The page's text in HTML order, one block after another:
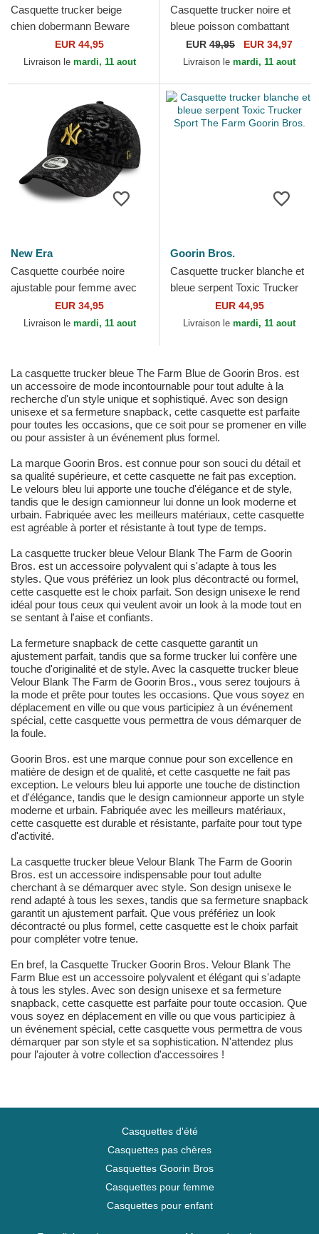
Casquette trucker beige
chien dobermann Beware
Doberman Velour The Farm
Goorin Bros.
EUR 44,95
Livraison le mardi, 11 aout
Casquette trucker noire et
bleue poisson combattant
siamois Fighter The Farm
Premium Goorin Bros.
EUR 49,95 EUR 34,97
Livraison le mardi, 11 aout
New Era
Casquette courbée noire
ajustable pour femme avec
logo jaune 9FORTY Lion
Velour Metallic New York...
EUR 34,95
Livraison le mardi, 11 aout
Goorin Bros.
Casquette trucker blanche et
bleue serpent Toxic Trucker
Sport The Farm Goorin Bros.
EUR 44,95
Livraison le mardi, 11 aout
La casquette trucker bleue The Farm Blue de Goorin Bros. est
un accessoire de mode incontournable pour tout adulte à la
recherche d'un style unique et sophistiqué. Avec son design
unisexe et sa fermeture snapback, cette casquette est parfaite
pour toutes les occasions, que ce soit pour se promener en ville
ou pour assister à un événement plus formel.
La marque Goorin Bros. est connue pour son souci du détail et
sa qualité supérieure, et cette casquette ne fait pas exception.
Le velours bleu lui apporte une touche d'élégance et de style,
tandis que le design camionneur lui donne un look moderne et
urbain. Fabriquée avec les meilleurs matériaux, cette casquette
est agréable à porter et résistante à tout type de temps.
La casquette trucker bleue Velour Blank The Farm de Goorin
Bros. est un accessoire polyvalent qui s'adapte à tous les
styles. Que vous préfériez un look plus décontracté ou formel,
cette casquette est le choix parfait. Son design unisexe le rend
idéal pour tous ceux qui veulent avoir un look à la mode tout en
se sentant à l'aise et confiants.
La fermeture snapback de cette casquette garantit un
ajustement parfait, tandis que sa forme trucker lui confère une
touche d'originalité et de style. Avec la casquette trucker bleue
Velour Blank The Farm de Goorin Bros., vous serez toujours à
la mode et prête pour toutes les occasions. Que vous soyez en
déplacement en ville ou que vous participiez à un événement
spécial, cette casquette vous permettra de vous démarquer de
la foule.
Goorin Bros. est une marque connue pour son excellence en
matière de design et de qualité, et cette casquette ne fait pas
exception. Le velours bleu lui apporte une touche de distinction
et d'élégance, tandis que le design camionneur apporte un style
moderne et urbain. Fabriquée avec les meilleurs matériaux,
cette casquette est durable et résistante, parfaite pour tout type
d'activité.
La casquette trucker bleue Velour Blank The Farm de Goorin
Bros. est un accessoire indispensable pour tout adulte
cherchant à se démarquer avec style. Son design unisexe le
rend adapté à tous les sexes, tandis que sa fermeture snapback
garantit un ajustement parfait. Que vous préfériez un look
décontracté ou plus formel, cette casquette est le choix parfait
pour compléter votre tenue.
En bref, la Casquette Trucker Goorin Bros. Velour Blank The
Farm Blue est un accessoire polyvalent et élégant qui s'adapte
à tous les styles. Avec son design unisexe et sa fermeture
snapback, cette casquette est parfaite pour toute occasion. Que
vous soyez en déplacement en ville ou que vous participiez à
un événement spécial, cette casquette vous permettra de vous
démarquer par son style et sa sophistication. N'attendez plus
pour l'ajouter à votre collection d'accessoires !
Casquettes d'été
Casquettes pas chères
Casquettes Goorin Bros
Casquettes pour femme
Casquettes pour enfant